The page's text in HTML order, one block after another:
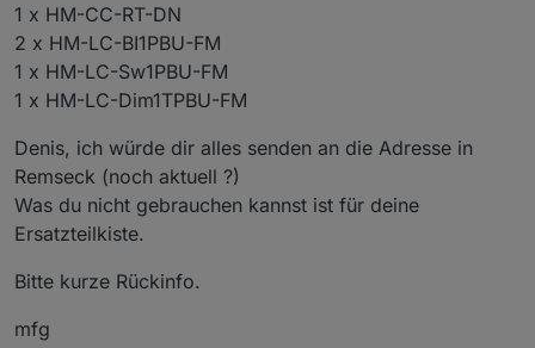
1 x HM-CC-RT-DN
2 x HM-LC-BI1PBU-FM
1 x HM-LC-Sw1PBU-FM
1 x HM-LC-Dim1TPBU-FM
Denis, ich würde dir alles senden an die Adresse in
Remseck (noch aktuell ?)
Was du nicht gebrauchen kannst ist für deine
Ersatzteilkiste.
Bitte kurze Rückinfo.
mfg